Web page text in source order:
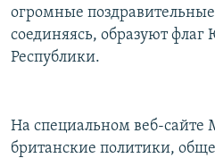
огромные
соединяясь, образуют
Республики.
На специальном веб-сайте
британские политики,